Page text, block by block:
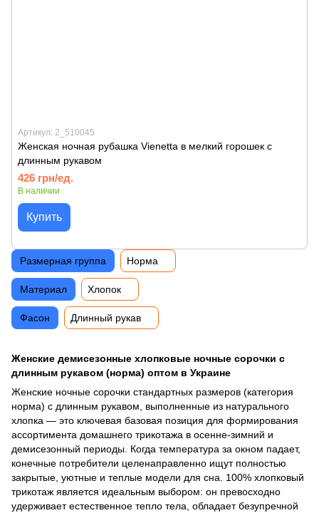
Артикул: 2_510045
Женская ночная рубашка Vienetta в мелкий горошек с
длинным рукавом
426 грн/ед.
В наличии
Купить
Женские демисезонные хлопковые ночные сорочки с
длинным рукавом (норма) оптом в Украине
Женские ночные сорочки стандартных размеров (категория
норма) с длинным рукавом, выполненные из натурального
хлопка — это ключевая базовая позиция для формирования
ассортимента домашнего трикотажа в осенне-зимний и
демисезонный периоды. Когда температура за окном падает,
конечные потребители целенаправленно ищут полностью
закрытые, уютные и теплые модели для сна. 100% хлопковый
трикотаж является идеальным выбором: он превосходно
удерживает естественное тепло тела, обладает безупречной
Размерная группа Норма
Материал Хлопок
Фасон Длинный рукав